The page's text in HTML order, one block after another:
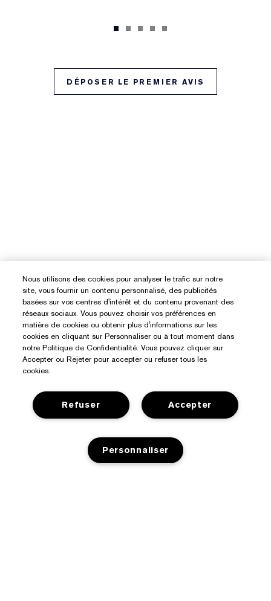
DÉPOSER LE PREMIER AVIS
Besoin D’aide ?
Nous utilisons des cookies pour analyser le trafic sur notre
site, vous fournir un contenu personnalisé, des publicités
basées sur vos centres d'intérêt et du contenu provenant des
réseaux sociaux. Vous pouvez choisir vos préférences en
matière de cookies ou obtenir plus d'informations sur les
cookies en cliquant sur Personnaliser ou à tout moment dans
notre Politique de Confidentialité. Vous pouvez cliquer sur
Accepter ou Rejeter pour accepter ou refuser tous les
cookies.
Accepter
Refuser
Personnaliser